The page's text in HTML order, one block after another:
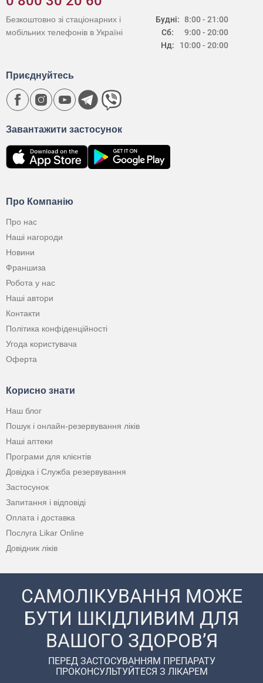
Будні:
Сб:
Нд:
8:00 - 21:00
9:00 - 20:00
10:00 - 20:00
Безкоштовно зі стаціонарних і
мобільних телефонів в Україні
Про Компанію
Про нас
Наші нагороди
Новини
Франшиза
Робота у нас
Наші автори
Контакти
Політика конфіденційності
Угода користувача
Оферта
Корисно знати
Наш блог
Пошук і онлайн-резервування ліків
Наші аптеки
Програми для клієнтів
Довідка і Служба резервування
Застосунок
Запитання і відповіді
Оплата і доставка
Послуга Likar Online
Довідник ліків
Завантажити застосунок
Приєднуйтесь
САМОЛІКУВАННЯ МОЖЕ
БУТИ ШКІДЛИВИМ ДЛЯ
ВАШОГО ЗДОРОВ’Я
ПЕРЕД ЗАСТОСУВАННЯМ ПРЕПАРАТУ
ПРОКОНСУЛЬТУЙТЕСЯ З ЛІКАРЕМ